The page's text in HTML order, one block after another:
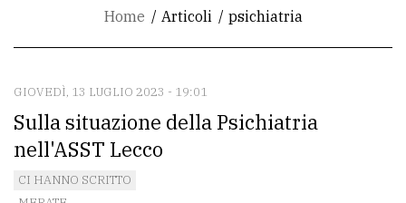
CONTATTI
La
redazione
Scrivici
Home Articoli psichiatria
GIOVEDÌ, 13 LUGLIO 2023 - 19:01
Sulla situazione della Psichiatria
nell'ASST Lecco
CI HANNO SCRITTO